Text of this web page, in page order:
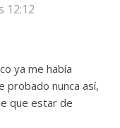
12:12
ya me había
probado nunca así,
que estar de